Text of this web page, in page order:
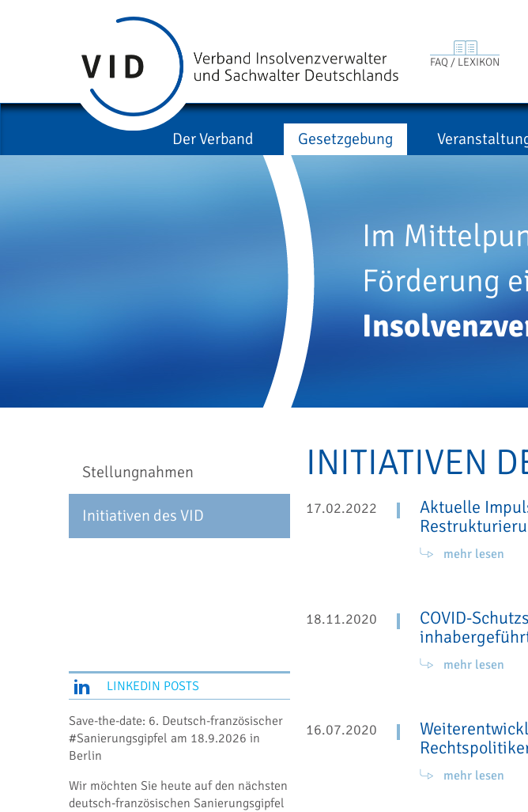
FAQ / LEXIKON
Der Verband Gesetzgebung
Im
Förderung
Stellungnahmen
Initiativen des VID
LINKEDIN POSTS
Save-the-date: 6. Deutsch-französischer
#Sanierungsgipfel am 18.9.2026 in
Berlin
Wir möchten Sie heute auf den nächsten
deutsch-französischen Sanierungsgipfel
INITIATIVEN
17.02.2022
Aktuelle
mehr lesen
18.11.2020
COVID-
mehr lesen
16.07.2020
mehr lesen